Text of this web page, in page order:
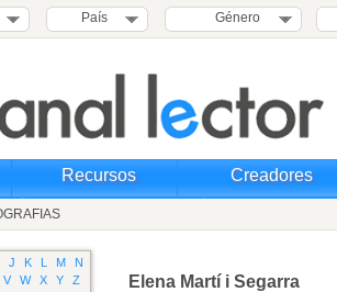
País Género
Recursos Creadores
J K L M
N
V W X Y Z Elena Martí i Segarra